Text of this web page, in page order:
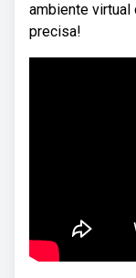
ambiente virtual
precisa!